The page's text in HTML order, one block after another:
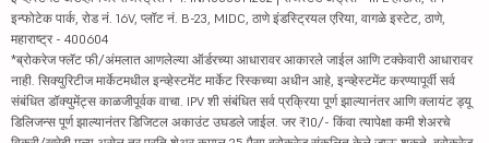
इन्फोटेक पार्क, रोड नं. 16V, प्लॉट नं. B-23, MIDC, ठाणे इंडस्ट्रियल एरिया, वागळे इस्टेट, ठाणे,
महाराष्ट्र - 400604
*ब्रोकरेज फ्लॅट फी/अंमलात आणलेल्या ऑर्डरच्या आधारावर आकारले जाईल आणि टक्केवारी आधारावर
नाही. सिक्युरिटीज मार्केटमधील इन्व्हेस्टमेंट मार्केट रिस्कच्या अधीन आहे, इन्व्हेस्टमेंट करण्यापूर्वी सर्व
संबंधित डॉक्युमेंट्स काळजीपूर्वक वाचा. IPV शी संबंधित सर्व प्रक्रिया पूर्ण झाल्यानंतर आणि क्लायंट ड्यू
डिलिजन्स पूर्ण झाल्यानंतर डिजिटल अकाउंट उघडले जाईल. जर ₹10/- किंवा त्यापेक्षा कमी शेअरचे